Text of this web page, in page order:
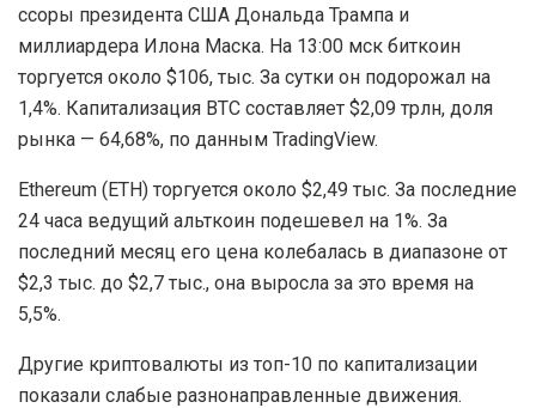
ссоры президента США Дональда Трампа и
миллиардера Илона Маска. На 13:00 мск биткоин
торгуется около $106, тыс. За сутки он подорожал на
1,4%. Капитализация BTC составляет $2,09 трлн, доля
рынка — 64,68%, по данным TradingView.
Ethereum (ETH) торгуется около $2,49 тыс. За последние
24 часа ведущий альткоин подешевел на 1%. За
последний месяц его цена колебалась в диапазоне от
$2,3 тыс. до $2,7 тыс., она выросла за это время на
5,5%.
Другие криптовалюты из топ-10 по капитализации
показали слабые разнонаправленные движения.